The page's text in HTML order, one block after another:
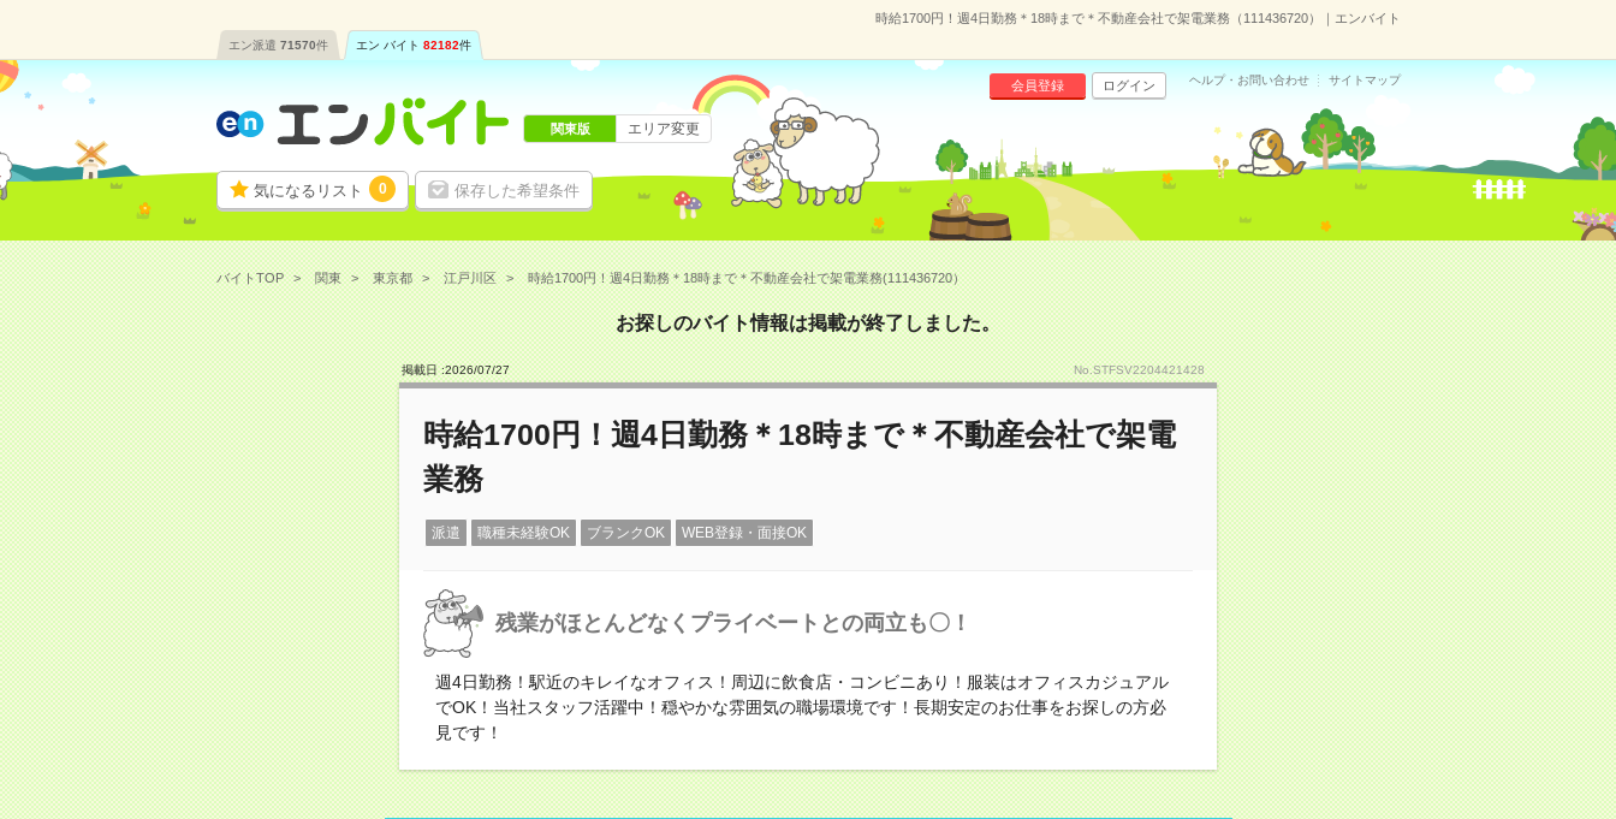
時給1700円！週4日勤務＊18時まで＊不動産会社で架電業務（111436720）｜エンバイト
エン派遣 71570件 エン バイト 82182件
気になるリスト 0 保存した希望条件
会員登録 ログイン ヘルプ・お問い合わせ サイトマップ
関東版 エリア変更
バイトTOP 関東 東京都 江戸川区 時給1700円！週4日勤務＊18時まで＊不動産会社で架電業務(111436720）
お探しのバイト情報は掲載が終了しました。
掲載日 :2026/07/27 No.STFSV2204421428
時給1700円！週4日勤務＊18時まで＊不動産会社で架電
業務
派遣 職種未経験OK ブランクOK WEB登録・面接OK
残業がほとんどなくプライベートとの両立も〇！
週4日勤務！駅近のキレイなオフィス！周辺に飲食店・コンビニあり！服装はオフィスカジュアル
でOK！当社スタッフ活躍中！穏やかな雰囲気の職場環境です！長期安定のお仕事をお探しの方必
見です！